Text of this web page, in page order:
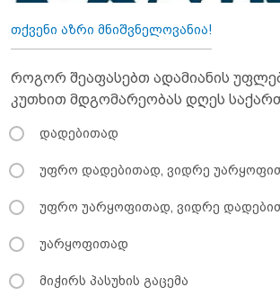
თქვენი აზრი მნიშვნელოვანია!
როგორ შეაფასებთ ადამიანის
კუთხით მდგომარეობას დღეს
დადებითად
უფრო დადებითად, ვიდრე
უფრო უარყოფითად, ვიდრე
უარყოფითად
მიჭირს პასუხის გაცემა